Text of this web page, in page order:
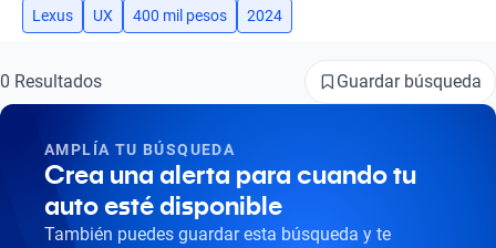
Busca por versión
Lexus UX 400 mil pesos 2024
0 Resultados Guardar búsqueda
AMPLÍA TU BÚSQUEDA
Crea una alerta para cuando tu
auto esté disponible
También puedes guardar esta búsqueda y te